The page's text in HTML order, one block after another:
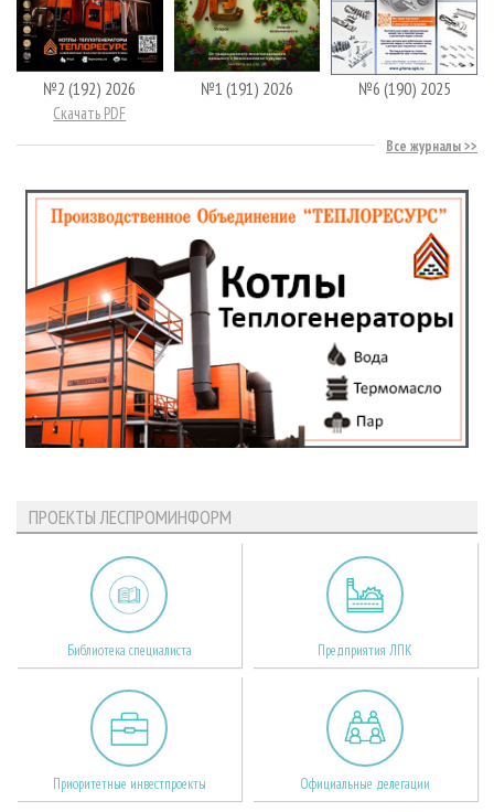
№2 (192) 2026
Скачать PDF
№1 (191) 2026 №6 (190) 2025
Все журналы
ПРОЕКТЫ ЛЕСПРОМИНФОРМ
Библиотека специалиста Предприятия ЛПК
Приоритетные инвестпроекты Официальные делегации